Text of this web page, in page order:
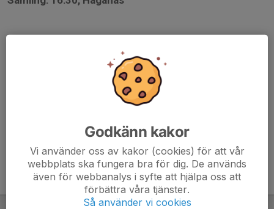
Godkänn kakor
Vi använder oss av kakor (cookies) för att vår
webbplats ska fungera bra för dig. De används
även för webbanalys i syfte att hjälpa oss att
förbättra våra tjänster.
Så använder vi cookies